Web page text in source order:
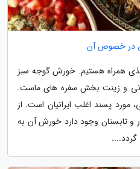
در خصوص آن
همراه هستیم. خورش گوجه سبز
و زینت بخش سفره های ماست.
مورد پسند اغلب ایرانیان است. از
و تابستان وجود دارد خورش آن به